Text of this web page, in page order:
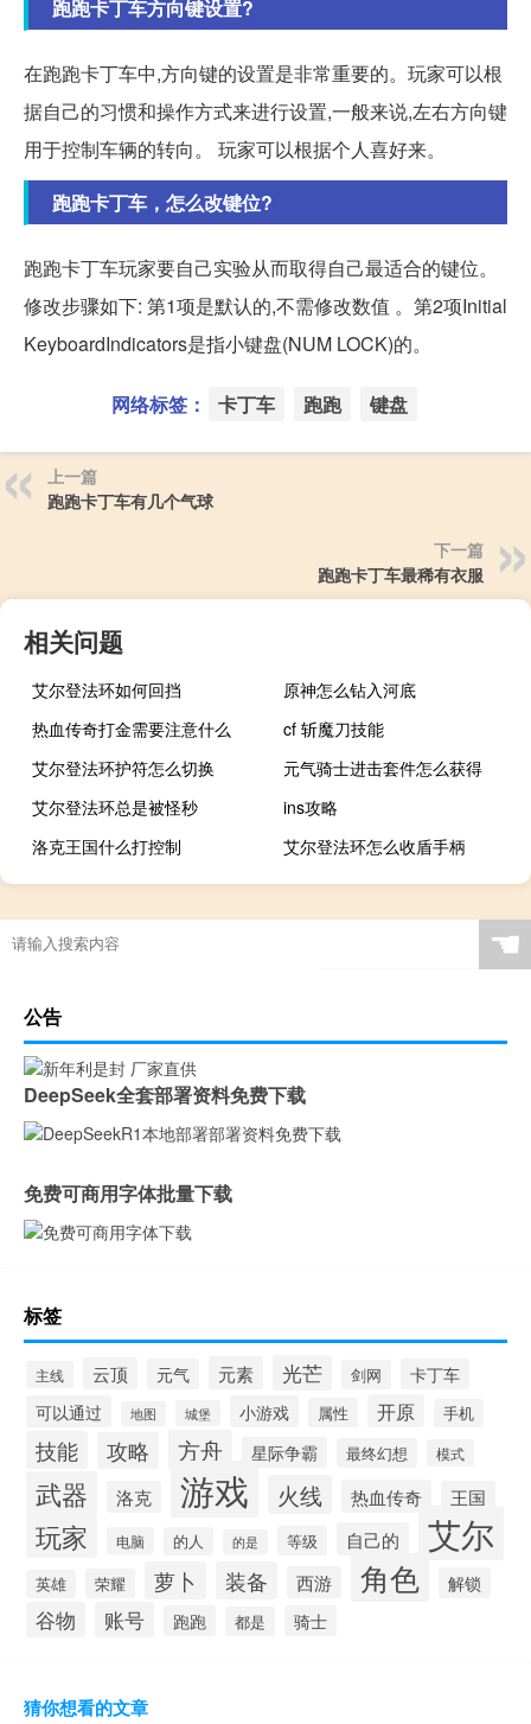
跑跑卡丁车方向键设置?
在跑跑卡丁车中,方向键的设置是非常重要的。玩家可以根
据自己的习惯和操作方式来进行设置,一般来说,左右方向键
用于控制车辆的转向。 玩家可以根据个人喜好来。
跑跑卡丁车，怎么改键位?
跑跑卡丁车玩家要自己实验从而取得自己最适合的键位。
修改步骤如下: 第1项是默认的,不需修改数值 。第2项Initial
KeyboardIndicators是指小键盘(NUM LOCK)的。
网络标签： 卡丁车 跑跑 键盘
上一篇
跑跑卡丁车有几个气球
下一篇
跑跑卡丁车最稀有衣服
相关问题
艾尔登法环如何回挡
原神怎么钻入河底
热血传奇打金需要注意什么
cf 斩魔刀技能
艾尔登法环护符怎么切换
元气骑士进击套件怎么获得
艾尔登法环总是被怪秒
ins攻略
洛克王国什么打控制
艾尔登法环怎么收盾手柄
☚
公告
DeepSeek全套部署资料免费下载
免费可商用字体批量下载
标签
主线 云顶 元气 元素 光芒 剑网 卡丁车
可以通过 地图 城堡 小游戏 属性 开原 手机
技能 攻略 方舟 星际争霸 最终幻想 模式
武器 洛克 游戏 火线 热血传奇 王国
玩家 电脑 的人 的是 等级 自己的 艾尔
英雄 荣耀 萝卜 装备 西游 角色 解锁
谷物 账号 跑跑 都是 骑士
猜你想看的文章